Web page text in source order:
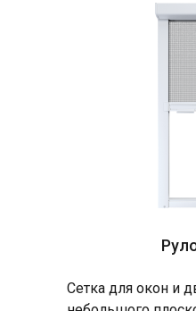
Сетка для окон и